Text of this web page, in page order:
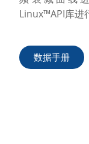
Linux™API库进
数据手册